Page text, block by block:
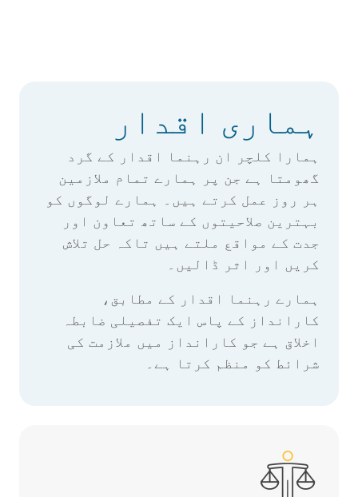
ہماری اقدار
ہمارا کلچر ان رہنما اقدار کے گرد
گھومتا ہے جن پر ہمارے تمام ملازمین
ہر روز عمل کرتے ہیں۔ ہمارے لوگوں کو
بہترین صلاحیتوں کے ساتھ تعاون اور
جدت کے مواقع ملتے ہیں تاکہ حل تلاش
کریں اور اثر ڈالیں۔
ہمارے رہنما اقدار کے مطابق،
کارانداز کے پاس ایک تفصیلی ضابطہ
اخلاق ہے جو کارانداز میں ملازمت کی
شرائط کو منظم کرتا ہے۔